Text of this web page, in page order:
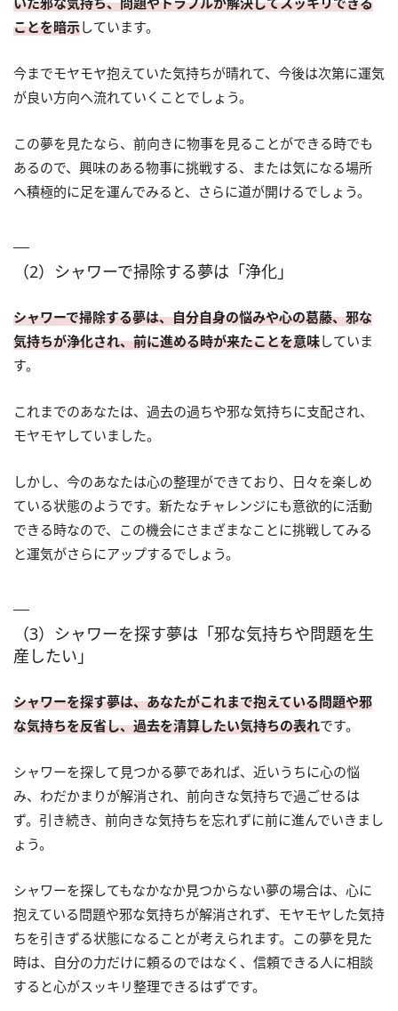
ことを暗示しています。
今までモヤモヤ抱えていた気持ちが晴れて、今後は次第に運気
が良い方向へ流れていくことでしょう。
この夢を見たなら、前向きに物事を見ることができる時でも
あるので、興味のある物事に挑戦する、または気になる場所
へ積極的に足を運んでみると、さらに道が開けるでしょう。
（2）シャワーで掃除する夢は「浄化」
シャワーで掃除する夢は、自分自身の悩みや心の葛藤、邪な
気持ちが浄化され、前に進める時が来たことを意味していま
す。
これまでのあなたは、過去の過ちや邪な気持ちに支配され、
モヤモヤしていました。
しかし、今のあなたは心の整理ができており、日々を楽しめ
ている状態のようです。新たなチャレンジにも意欲的に活動
できる時なので、この機会にさまざまなことに挑戦してみる
と運気がさらにアップするでしょう。
（3）シャワーを探す夢は「邪な気持ちや問題を生
産したい」
シャワーを探す夢は、あなたがこれまで抱えている問題や邪
な気持ちを反省し、過去を清算したい気持ちの表れです。
シャワーを探して見つかる夢であれば、近いうちに心の悩
み、わだかまりが解消され、前向きな気持ちで過ごせるは
ず。引き続き、前向きな気持ちを忘れずに前に進んでいきまし
ょう。
シャワーを探してもなかなか見つからない夢の場合は、心に
抱えている問題や邪な気持ちが解消されず、モヤモヤした気持
ちを引きずる状態になることが考えられます。この夢を見た
時は、自分の力だけに頼るのではなく、信頼できる人に相談
すると心がスッキリ整理できるはずです。